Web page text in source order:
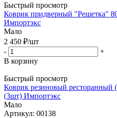
Быстрый просмотр
Коврик придверный "Решетка"
Импортэкс
Мало
2 450 ₽/шт
-
+
В корзину
Быстрый просмотр
Коврик резиновый ресторанный
(3шт) Импортэкс
Мало
Артикул: 00138